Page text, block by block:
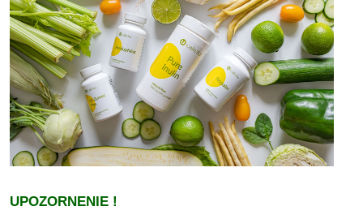
UPOZORNENIE !